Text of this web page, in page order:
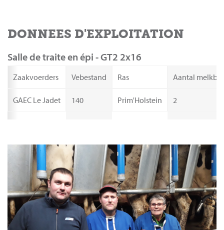
DONNEES D'EXPLOITATION
Salle de traite en épi - GT2 2x16
Zaakvoerders
GAEC Le Jadet
Vebestand
140
Ras
Prim'Holstein
Aantal
2